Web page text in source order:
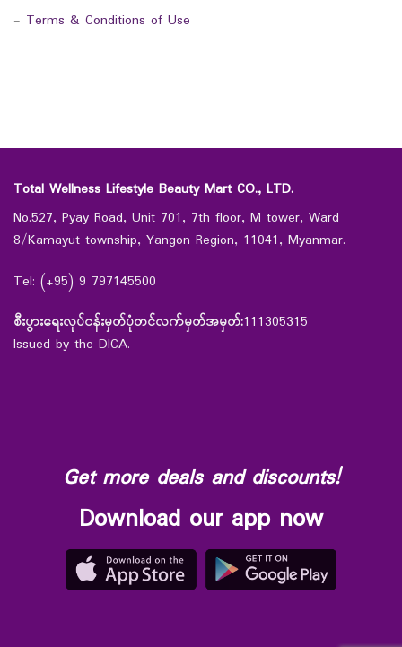
- Terms & Conditions of Use
Total Wellness Lifestyle Beauty Mart CO., LTD.
No.527, Pyay Road, Unit 701, 7th floor, M tower, Ward
8/Kamayut township, Yangon Region, 11041, Myanmar.
Tel: (+95) 9 797145500
စီးပွားရေးလုပ်ငန်းမှတ်ပုံတင်လက်မှတ်အမှတ်:111305315
Issued by the DICA.
Get more deals and discounts!
Download our app now